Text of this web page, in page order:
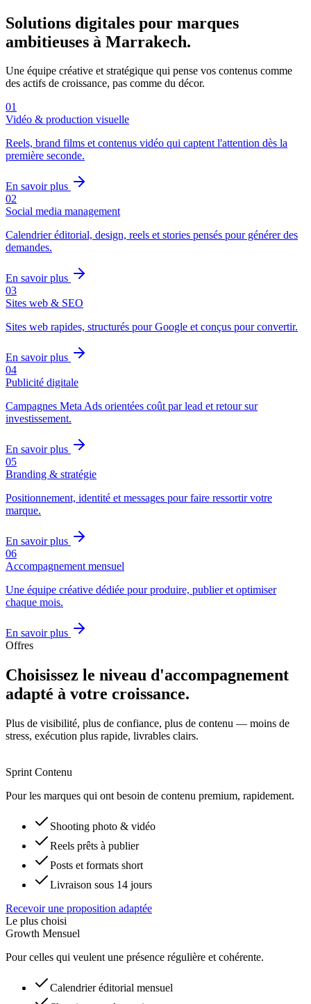
Solutions digitales pour marques
ambitieuses à Marrakech.
Une équipe créative et stratégique qui pense vos contenus comme
des actifs de croissance, pas comme du décor.
01
Vidéo & production visuelle
Reels, brand films et contenus vidéo qui captent l'attention dès la
première seconde.
En savoir plus
02
Social media management
Calendrier éditorial, design, reels et stories pensés pour générer des
demandes.
En savoir plus
03
Sites web & SEO
Sites web rapides, structurés pour Google et conçus pour convertir.
En savoir plus
04
Publicité digitale
Campagnes Meta Ads orientées coût par lead et retour sur
investissement.
En savoir plus
05
Branding & stratégie
Positionnement, identité et messages pour faire ressortir votre
marque.
En savoir plus
06
Accompagnement mensuel
Une équipe créative dédiée pour produire, publier et optimiser
chaque mois.
En savoir plus
Offres
Choisissez le niveau d'accompagnement
adapté à votre croissance.
Plus de visibilité, plus de confiance, plus de contenu — moins de
stress, exécution plus rapide, livrables clairs.
Sprint Contenu
Pour les marques qui ont besoin de contenu premium, rapidement.
Shooting photo & vidéo
Reels prêts à publier
Posts et formats short
Livraison sous 14 jours
Recevoir une proposition adaptée
Le plus choisi
Growth Mensuel
Pour celles qui veulent une présence régulière et cohérente.
Calendrier éditorial mensuel